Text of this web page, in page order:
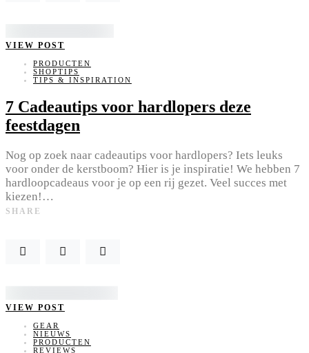
VIEW POST
PRODUCTEN
SHOPTIPS
TIPS & INSPIRATION
7 Cadeautips voor hardlopers deze
feestdagen
Nog op zoek naar cadeautips voor hardlopers? Iets leuks
voor onder de kerstboom? Hier is je inspiratie! We hebben 7
hardloopcadeaus voor je op een rij gezet. Veel succes met
kiezen!…
SHARE
VIEW POST
GEAR
NIEUWS
PRODUCTEN
REVIEWS